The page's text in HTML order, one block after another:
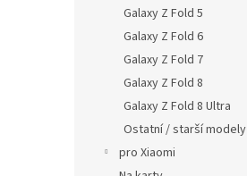
Galaxy Z Fold 5
Galaxy Z Fold 6
Galaxy Z Fold 7
Galaxy Z Fold 8
Galaxy Z Fold 8 Ultra
Ostatní / starší modely
pro Xiaomi